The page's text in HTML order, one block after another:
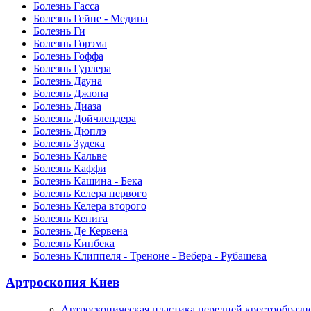
Болезнь Гасса
Болезнь Гейне - Медина
Болезнь Ги
Болезнь Горэма
Болезнь Гоффа
Болезнь Гурлера
Болезнь Дауна
Болезнь Джюна
Болезнь Диаза
Болезнь Дойчлендера
Болезнь Дюплэ
Болезнь Зудека
Болезнь Кальве
Болезнь Каффи
Болезнь Кашина - Бека
Болезнь Келера первого
Болезнь Келера второго
Болезнь Кенига
Болезнь Де Кервена
Болезнь Кинбека
Болезнь Клиппеля - Треноне - Вебера - Рубашева
Артроскопия Киев